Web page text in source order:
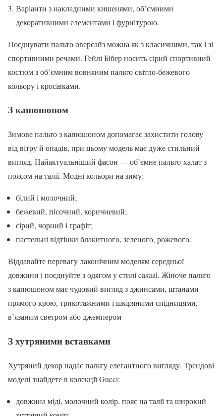
Варіанти з накладними кишенями, об’ємними
декоративними елементами і фурнітурою.
Поєднувати пальто оверсайз можна як з класичними, так і зі
спортивними речами. Гейлі Бібер носить сірий спортивний
костюм з об’ємним вовняним пальто світло-бежевого
кольору і кросівками.
З капюшоном
Зимове пальто з капюшоном допомагає захистити голову
від вітру й опадів, при цьому модель має дуже стильний
вигляд. Найактуальніший фасон — об’ємне пальто-халат з
поясом на талії. Модні кольори на зиму:
білий і молочний;
бежевий, пісочний, коричневий;
сірий, чорний і графіт;
пастельні відтінки блакитного, зеленого, рожевого.
Віддавайте перевагу лаконічним моделям середньої
довжини і поєднуйте з одягом у стилі casual. Жіноче пальто
з капюшоном має чудовий вигляд з джинсами, штанами
прямого крою, трикотажними і шкіряними спідницями,
в’язаним светром або джемпером
З хутряними вставками
Хутряний декор надає пальту елегантного вигляду. Трендові
моделі знайдете в колекції Gucci:
довжина міді, молочний колір, пояс на талії та широкий